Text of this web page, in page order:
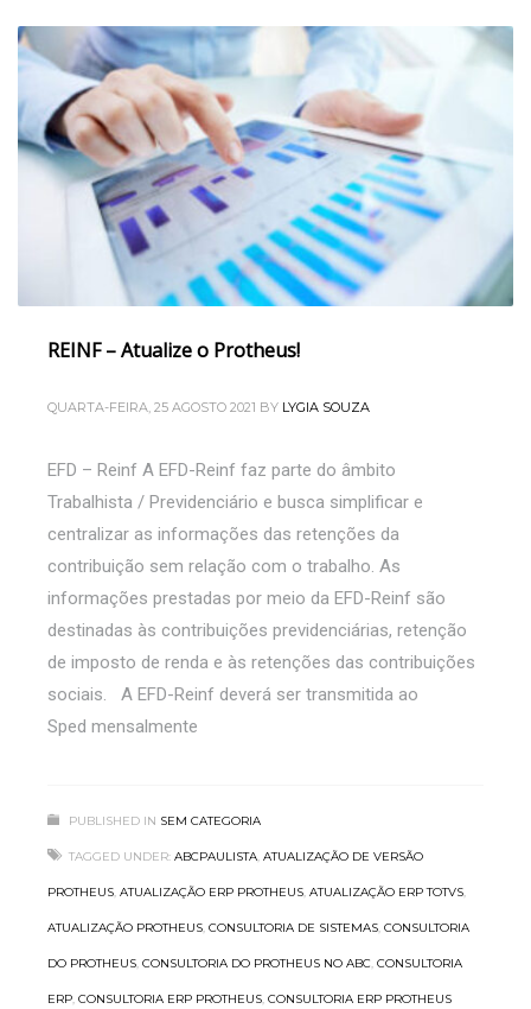
REINF – Atualize o Protheus!
QUARTA-FEIRA, 25 AGOSTO 2021 BY LYGIA SOUZA
EFD – Reinf A EFD-Reinf faz parte do âmbito
Trabalhista / Previdenciário e busca simplificar e
centralizar as informações das retenções da
contribuição sem relação com o trabalho. As
informações prestadas por meio da EFD-Reinf são
destinadas às contribuições previdenciárias, retenção
de imposto de renda e às retenções das contribuições
sociais. A EFD-Reinf deverá ser transmitida ao
Sped mensalmente
PUBLISHED IN SEM CATEGORIA
TAGGED UNDER: ABCPAULISTA, ATUALIZAÇÃO DE VERSÃO
PROTHEUS, ATUALIZAÇÃO ERP PROTHEUS, ATUALIZAÇÃO ERP TOTVS,
ATUALIZAÇÃO PROTHEUS, CONSULTORIA DE SISTEMAS, CONSULTORIA
DO PROTHEUS, CONSULTORIA DO PROTHEUS NO ABC, CONSULTORIA
ERP, CONSULTORIA ERP PROTHEUS, CONSULTORIA ERP PROTHEUS